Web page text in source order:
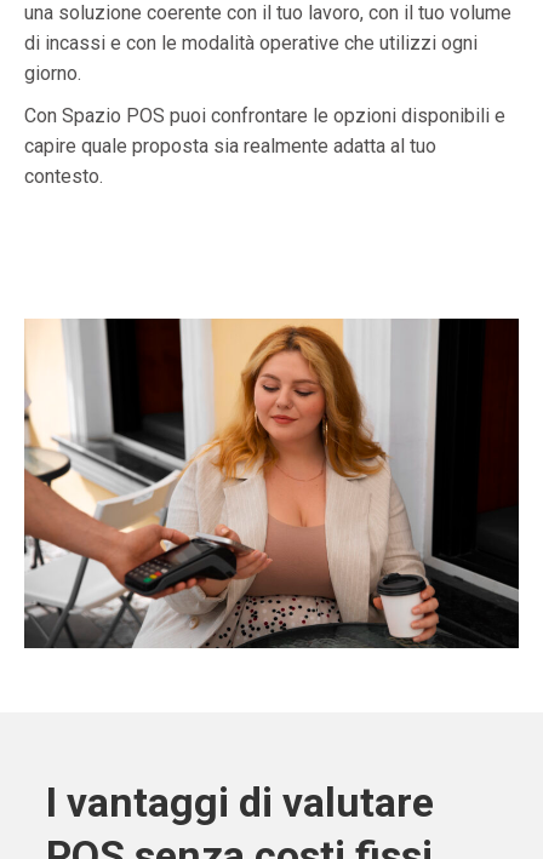
una soluzione coerente con il tuo lavoro, con il tuo volume
di incassi e con le modalità operative che utilizzi ogni
giorno.
Con Spazio POS puoi confrontare le opzioni disponibili e
capire quale proposta sia realmente adatta al tuo
contesto.
I vantaggi di valutare